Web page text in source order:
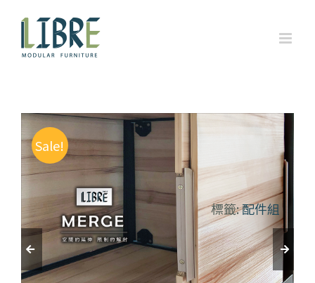
content
Sale!
標籤:配件組